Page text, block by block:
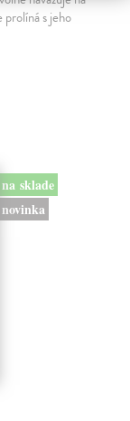
s jeho
na sklade
novinka